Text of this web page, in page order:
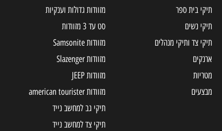
תיקי בית ספר
תיקי נשים
תיקי צד ותיקי מנהלים
ארנקים
מטריות
מבצעים
מזוודות גדולות וענקיות
סט עד 3 מזוודות
מזוודות Samsonite
מזוודות Slazenger
מזוודות JEEP
מזוודות american tourister
תיקי גב למחשב נייד
תיקי צד למחשב נייד